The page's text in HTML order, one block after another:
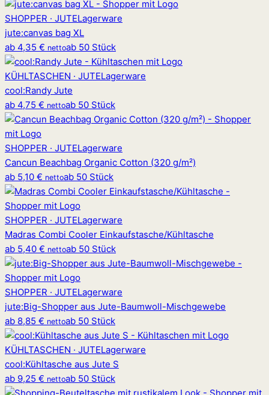
SHOPPER · JUTELagerware
jute:canvas bag XL
ab 4,35 € nettoab 50 Stück
KÜHLTASCHEN · JUTELagerware
cool:Randy Jute
ab 4,75 € nettoab 50 Stück
SHOPPER · JUTELagerware
Cancun Beachbag Organic Cotton (320 g/m²)
ab 5,10 € nettoab 50 Stück
SHOPPER · JUTELagerware
Madras Combi Cooler Einkaufstasche/Kühltasche
ab 5,40 € nettoab 50 Stück
SHOPPER · JUTELagerware
jute:Big-Shopper aus Jute-Baumwoll-Mischgewebe
ab 8,85 € nettoab 50 Stück
KÜHLTASCHEN · JUTELagerware
cool:Kühltasche aus Jute S
ab 9,25 € nettoab 50 Stück